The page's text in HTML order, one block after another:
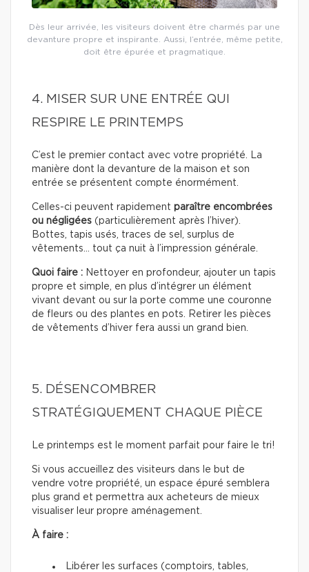
Dès leur arrivée, les visiteurs doivent être charmés par une
devanture propre et inspirante. Aussi, l’entrée, même petite,
doit être épurée et pragmatique.
4. MISER SUR UNE ENTRÉE QUI
RESPIRE LE PRINTEMPS
C’est le premier contact avec votre propriété. La
manière dont la devanture de la maison et son
entrée se présentent compte énormément.
Celles-ci peuvent rapidement paraître encombrées
ou négligées (particulièrement après l’hiver).
Bottes, tapis usés, traces de sel, surplus de
vêtements… tout ça nuit à l’impression générale.
Quoi faire : Nettoyer en profondeur, ajouter un tapis
propre et simple, en plus d’intégrer un élément
vivant devant ou sur la porte comme une couronne
de fleurs ou des plantes en pots. Retirer les pièces
de vêtements d’hiver fera aussi un grand bien.
5. DÉSENCOMBRER
STRATÉGIQUEMENT CHAQUE PIÈCE
Le printemps est le moment parfait pour faire le tri!
Si vous accueillez des visiteurs dans le but de
vendre votre propriété, un espace épuré semblera
plus grand et permettra aux acheteurs de mieux
visualiser leur propre aménagement.
À faire :
Libérer les surfaces (comptoirs, tables,